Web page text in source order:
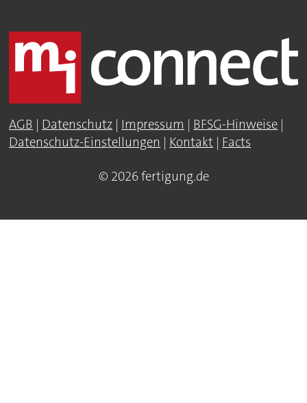
AGB Datenschutz Impressum BFSG-Hinweise
Datenschutz-Einstellungen
Kontakt Facts
© 2026 fertigung.de